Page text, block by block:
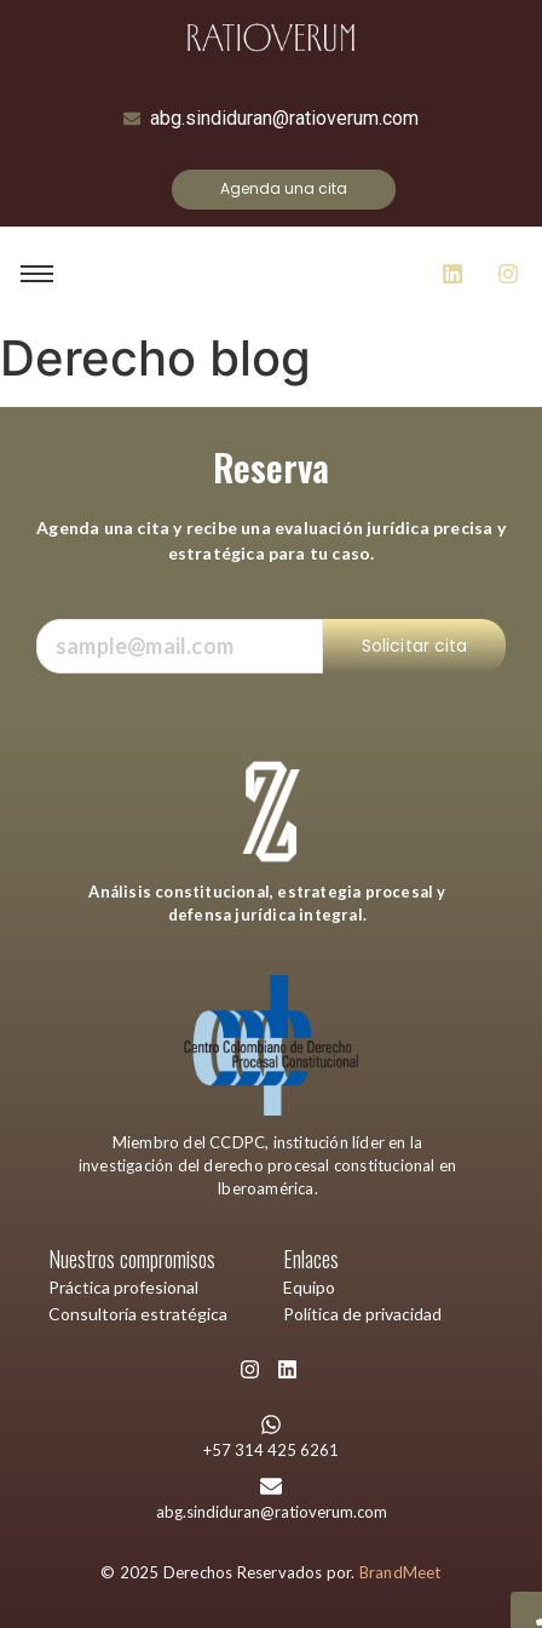
abg.sindiduran@ratioverum.com
Agenda una cita
Derecho blog
Reserva
Agenda una cita y recibe una evaluación jurídica precisa y
estratégica para tu caso.
Solicitar cita
Análisis constitucional, estrategia procesal y
defensa jurídica integral.
Miembro del CCDPC, institución líder en la
investigación del derecho procesal constitucional en
Iberoamérica.
Nuestros compromisos
Práctica profesional
Consultoría estratégica
Enlaces
Equipo
Política de privacidad
+57 314 425 6261
abg.sindiduran@ratioverum.com
© 2025 Derechos Reservados por. BrandMeet